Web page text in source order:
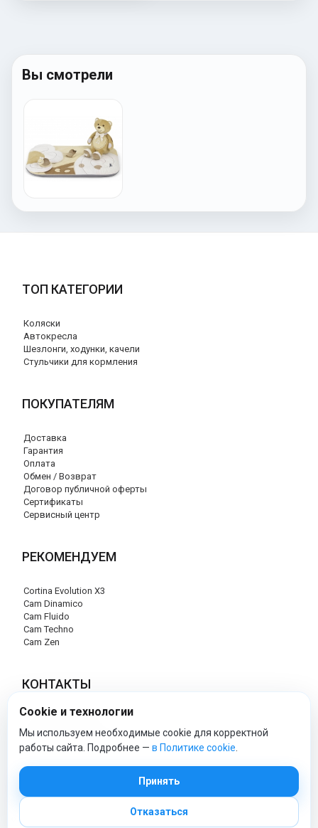
Вы смотрели
ТОП КАТЕГОРИИ
Коляски
Автокресла
Шезлонги, ходунки, качели
Стульчики для кормления
ПОКУПАТЕЛЯМ
Доставка
Гарантия
Оплата
Обмен / Возврат
Договор публичной оферты
Сертификаты
Сервисный центр
РЕКОМЕНДУЕМ
Cortina Evolution X3
Cam Dinamico
Cam Fluido
Cam Techno
Cam Zen
КОНТАКТЫ
+7 (495) 120-29-85
info@cam-official-store.ru
© 2026 cam-official-store.ru
Cookie и технологии
Мы используем необходимые cookie для корректной
работы сайта. Подробнее — в Политике cookie
Принять
Отказаться